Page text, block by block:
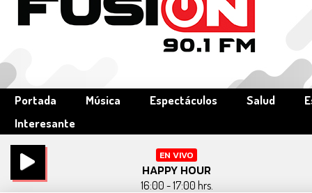
Portada Música Espectáculos Salud
Interesante
EN VIVO
HAPPY HOUR
16:00 - 17:00 hrs.